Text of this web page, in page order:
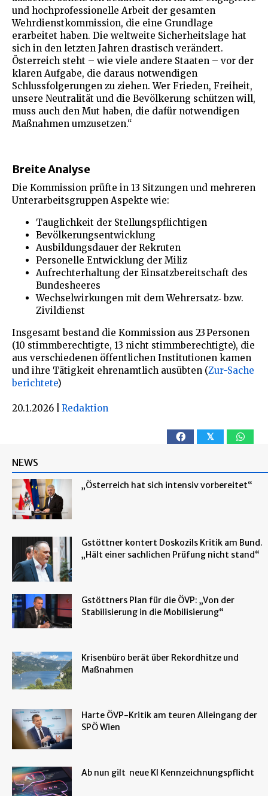
und hochprofessionelle Arbeit der gesamten
Wehrdienstkommission, die eine Grundlage
erarbeitet haben. Die weltweite Sicherheitslage hat
sich in den letzten Jahren drastisch verändert.
Österreich steht – wie viele andere Staaten – vor der
klaren Aufgabe, die daraus notwendigen
Schlussfolgerungen zu ziehen. Wer Frieden, Freiheit,
unsere Neutralität und die Bevölkerung schützen will,
muss auch den Mut haben, die dafür notwendigen
Maßnahmen umzusetzen.“
Breite Analyse
Die Kommission prüfte in 13 Sitzungen und mehreren
Unterarbeitsgruppen Aspekte wie:
Tauglichkeit der Stellungspflichtigen
Bevölkerungsentwicklung
Ausbildungsdauer der Rekruten
Personelle Entwicklung der Miliz
Aufrechterhaltung der Einsatzbereitschaft des
Bundesheeres
Wechselwirkungen mit dem Wehrersatz‑ bzw.
Zivildienst
Insgesamt bestand die Kommission aus 23 Personen
(10 stimmberechtigte, 13 nicht stimmberechtigte), die
aus verschiedenen öffentlichen Institutionen kamen
und ihre Tätigkeit ehrenamtlich ausübten (Zur-Sache
berichtete)
20.1.2026 Redaktion
𝕏
NEWS
„Österreich hat sich intensiv vorbereitet“
Gstöttner kontert Doskozils Kritik am Bund.
„Hält einer sachlichen Prüfung nicht stand“
Gstöttners Plan für die ÖVP: „Von der
Stabilisierung in die Mobilisierung“
Krisenbüro berät über Rekordhitze und
Maßnahmen
Harte ÖVP-Kritik am teuren Alleingang der
SPÖ Wien
Ab nun gilt neue KI Kennzeichnungspflicht